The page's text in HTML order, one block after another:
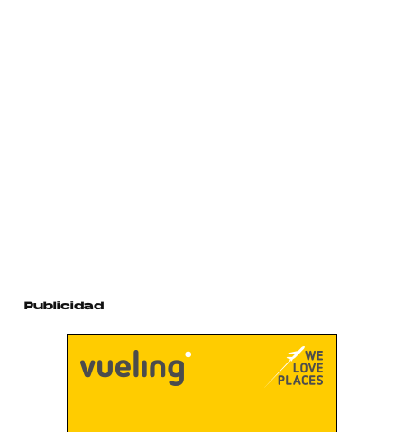
Publicidad